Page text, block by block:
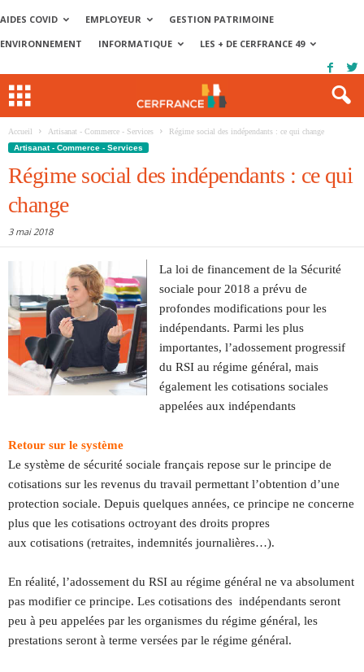
AIDES COVID EMPLOYEUR
GESTION PATRIMOINE
ENVIRONNEMENT
INFORMATIQUE LES + DE CERFRANCE 49
Accueil Artisanat - Commerce - Services
Régime social des indépendants : ce qui change
Artisanat - Commerce - Services
Régime social des indépendants : ce qui
change
3 mai 2018
La loi de financement de la Sécurité
sociale pour 2018 a prévu de
profondes modifications pour les
indépendants. Parmi les plus
importantes, l’adossement progressif
du RSI au régime général, mais
également les cotisations sociales
appelées aux indépendants
Retour sur le système
Le système de sécurité sociale français repose sur le principe de
cotisations sur les revenus du travail permettant l’obtention d’une
protection sociale. Depuis quelques années, ce principe ne concerne
plus que les cotisations octroyant des droits propres
aux cotisations (retraites, indemnités journalières…).
En réalité, l’adossement du RSI au régime général ne va absolument
pas modifier ce principe. Les cotisations des indépendants seront
peu à peu appelées par les organismes du régime général, les
prestations seront à terme versées par le régime général.